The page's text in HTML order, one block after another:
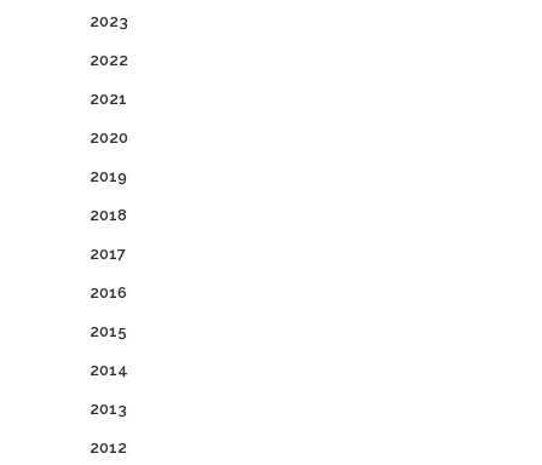
2023
2022
2021
2020
2019
2018
2017
2016
2015
2014
2013
2012